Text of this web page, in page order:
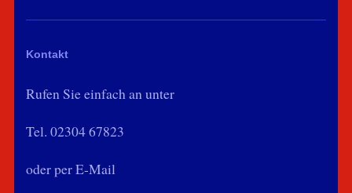
Kontakt
Rufen Sie einfach an unter
Tel. 02304 67823
oder per E-Mail